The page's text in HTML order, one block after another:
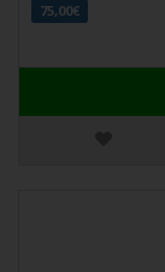
75,00€